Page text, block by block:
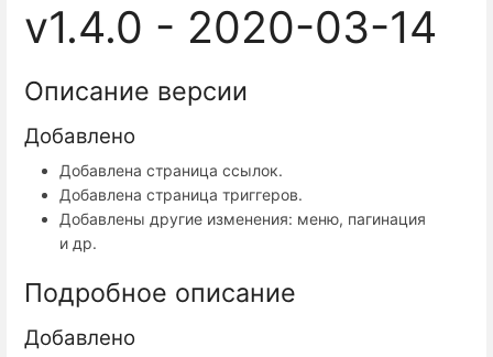
v1.4.0 - 2020-03-14
Описание версии
Добавлено
Добавлена страница ссылок.
Добавлена страница триггеров.
Добавлены другие изменения: меню, пагинация
и др.
Подробное описание
Добавлено